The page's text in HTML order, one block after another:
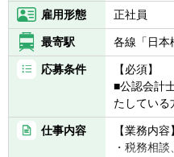
雇用形態 正社員
最寄駅 各線「日本
応募条件
【必須】
■公認会計
たしている
仕事内容
【業務内容】
・税務相